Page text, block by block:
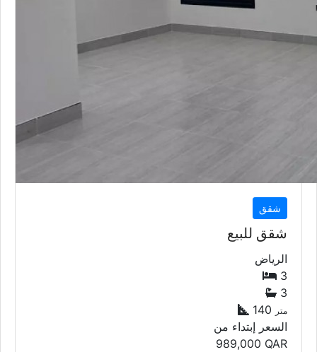
شقق
شقق للبيع
الرياض
3
3
140 متر
السعر إبتداء من
989,000 QAR